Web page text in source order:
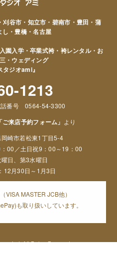
谷市・知立市・碧南市・豊田・蒲
し・豊橋・名古屋
園入学・卒業式袴・袴レンタル・お
・ウェディング
タジオami』
1213
話番号 0564-54-3300
「ご来店予約フォーム」 より
崎市若松東1丁目5-4
00／土日祝9：00～19：00
日、第3水曜日
12月30日～1月3日
VISA MASTER JCB他）
も取り扱いしています。
All Rights Reserved,